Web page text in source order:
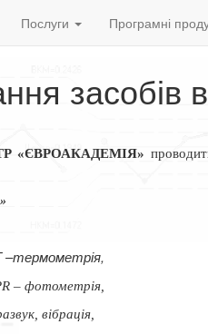
Послуги Програмні
засобів
«ЄВРОАКАДЕМІЯ»
–термометрія,
– фотометрія,
вібрація,